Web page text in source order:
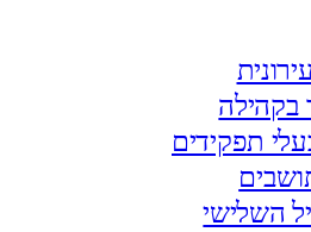
בקהילה
תפקידים
השלישי